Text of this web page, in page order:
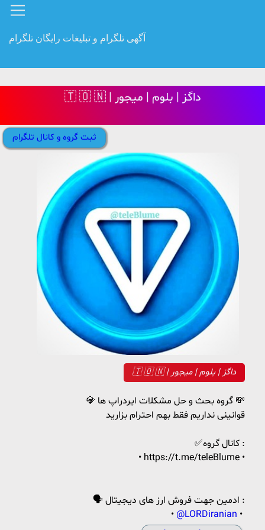
آگهی تلگرام و تبلیغات رایگان تلگرام
🇹 🇴 🇳 | داگز | بلوم | میجور
ثبت گروه و کانال تلگرام
🇹 🇴 🇳 | داگز | بلوم | میجور
💎 گروه بحث و حل مشکلات ایردراپ ها 💸
قوانینی نداریم فقط بهم احترام بزارید
✅کانال گروه :
• https://t.me/teleBlume •
🗣 ادمین جهت فروش ارز های دیجیتال :
• @LORDiranian • ⁮⁮